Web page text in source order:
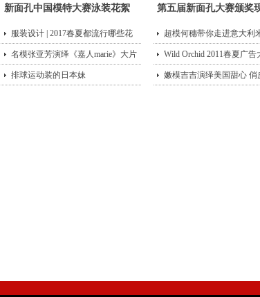
新面孔中国模特大赛泳装花絮 第五届新面孔大赛颁奖
服装设计 | 2017春夏都流行哪些花
型？
超模何穗带你走进意大利
街头
名模张亚芳演绎《嘉人marie》大片 Wild Orchid 2011春夏广告
排球运动装的日本妹 嫩模吉吉演绎美国甜心 俏